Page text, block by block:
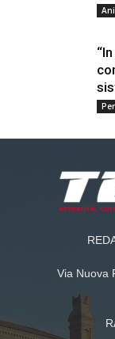
Via Nuova